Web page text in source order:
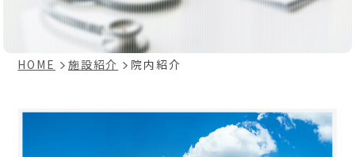
HOME 施設紹介 院内紹介